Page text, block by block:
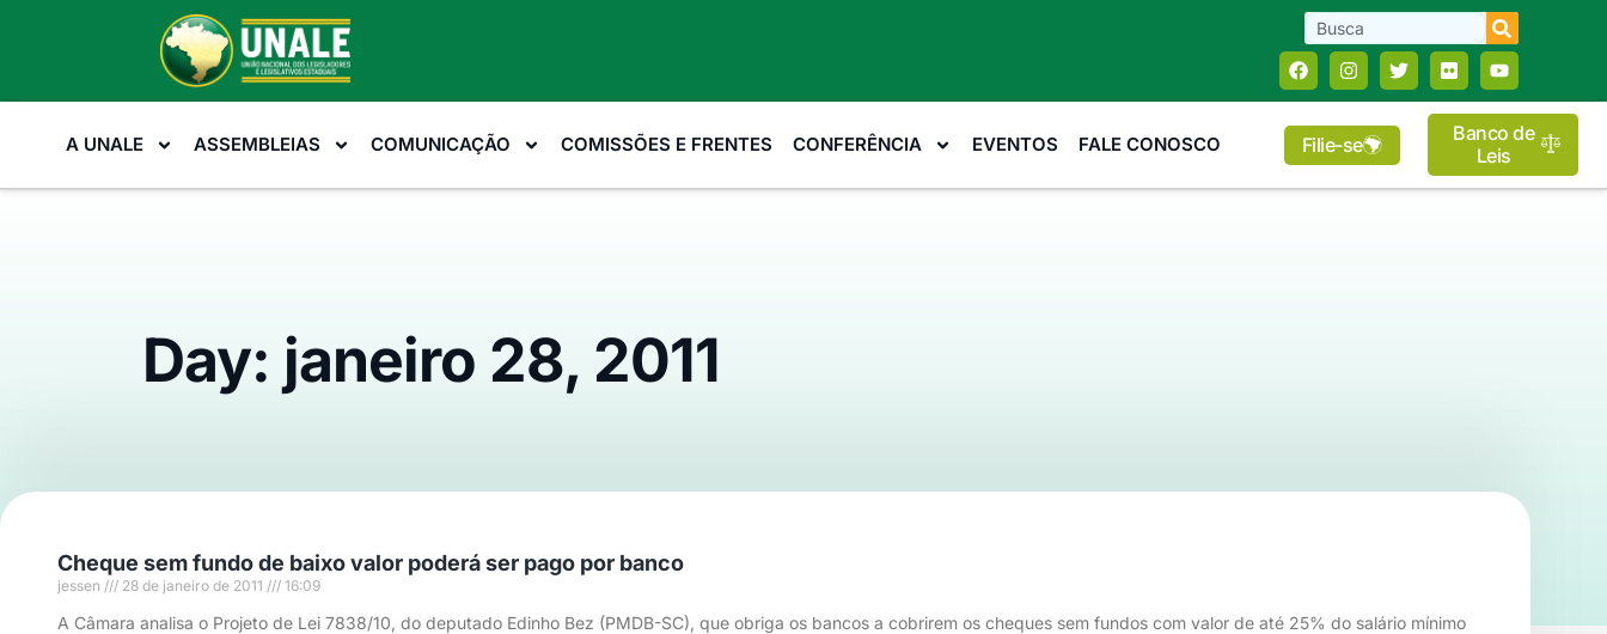
A UNALE ASSEMBLEIAS COMUNICAÇÃO COMISSÕES E FRENTES CONFERÊNCIA EVENTOS FALE CONOSCO Filie-se
Banco de
Leis
Day: janeiro 28, 2011
Cheque sem fundo de baixo valor poderá ser pago por banco
jessen 28 de janeiro de 2011 16:09
A Câmara analisa o Projeto de Lei 7838/10, do deputado Edinho Bez (PMDB-SC), que obriga os bancos a cobrirem os cheques sem fundos com valor de até 25% do salário mínimo